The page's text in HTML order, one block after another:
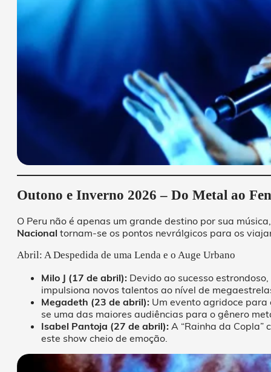
Outono e Inverno 2026 – Do Metal ao
O Peru não é apenas um grande destino por sua
Nacional tornam-se os pontos nevrálgicos para os
Abril: A Despedida de uma Lenda e o Auge Urbano
Milo J (17 de abril): Devido ao sucesso
impulsiona novos talentos ao nível de
Megadeth (23 de abril): Um evento agridoce para
se uma das maiores audiências para o gênero
Isabel Pantoja (27 de abril): A “Rainha da
este show cheio de emoção.